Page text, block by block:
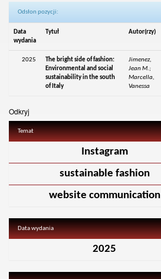
Odsłon pozycji:
Data
wydania
Tytuł Autor(rzy)
2025
The bright side of fashion:
Environmental and social
sustainability in the south
of Italy
Jimenez,
Jean M.;
Marcella,
Vanessa
Odkryj
Temat
Instagram
sustainable fashion
website communication
Data wydania
2025